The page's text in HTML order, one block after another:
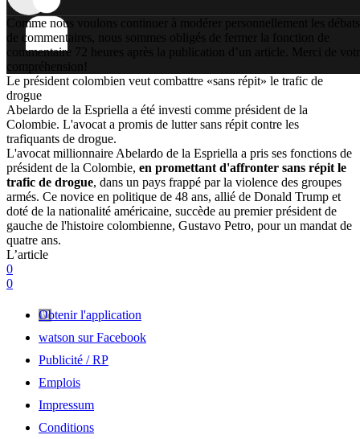
Comme nous voulons continuer à modérer personnellement les débats
de commentaires, nous sommes obligés de fermer la fonction de
commentaire 72 heures après la publication d’un article. Merci de
compréhension!
Le président colombien veut combattre «sans répit» le trafic de
drogue
Abelardo de la Espriella a été investi comme président de la
Colombie. L'avocat a promis de lutter sans répit contre les
trafiquants de drogue.
L'avocat millionnaire Abelardo de la Espriella a pris ses fonctions de
président de la Colombie, en promettant d'affronter sans répit le
trafic de drogue, dans un pays frappé par la violence des groupes
armés. Ce novice en politique de 48 ans, allié de Donald Trump et
doté de la nationalité américaine, succède au premier président de
gauche de l'histoire colombienne, Gustavo Petro, pour un mandat de
quatre ans.
L’article
0
0
Obtenir l'application
watson sur Facebook
Publicité / RP
Emplois
Impressum
Conditions